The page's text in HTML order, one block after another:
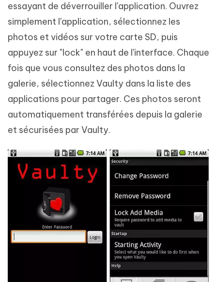
essayant de déverrouiller l'application. Ouvrez
simplement l'application, sélectionnez les
photos et vidéos sur votre carte SD, puis
appuyez sur "lock" en haut de l'interface. Chaque
fois que vous consultez des photos dans la
galerie, sélectionnez Vaulty dans la liste des
applications pour partager. Ces photos seront
automatiquement transférées depuis la galerie
et sécurisées par Vaulty.